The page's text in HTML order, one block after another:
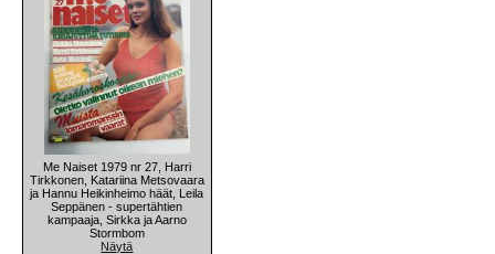
Me Naiset 1979 nr 27, Harri
Tirkkonen, Katariina Metsovaara
ja Hannu Heikinheimo häät, Leila
Seppänen - supertähtien
kampaaja, Sirkka ja Aarno
Stormbom
Näytä